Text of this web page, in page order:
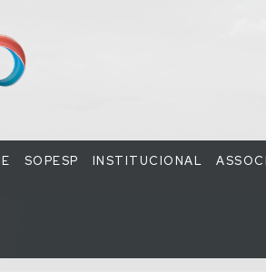
SOPESP INSTITUCIONAL